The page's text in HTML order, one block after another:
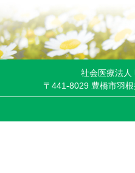
社会医療法
〒441-8029 豊橋市羽